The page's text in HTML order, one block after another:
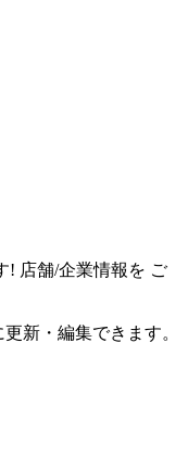
! 店舗/企業情報を ご
新・編集できます。